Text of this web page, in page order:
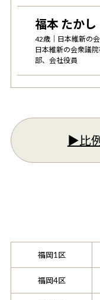
福本 たかし
42歳｜ 日本維新の会
日本維新の会衆議
部、会社役員
▶︎比
福岡1区
福岡4区